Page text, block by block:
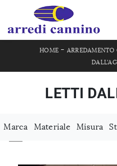
HOME - ARREDAMENTO
LETTI
Marca Materiale Misura